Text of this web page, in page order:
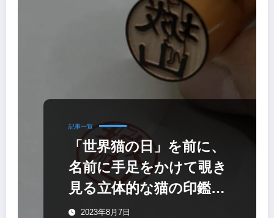
記事一覧
「世界猫の日」を前に、
名前に手足をかけて覗き
見る立体的な猫の印鑑
「のぞき見ニャン鑑」
2023年8月7日